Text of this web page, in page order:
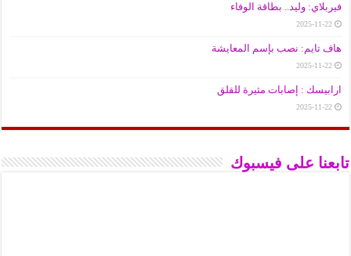
فيربلاي: وليد.. بطاقة الوفاء
2025-11-22
هاف تايم: نصب بإسم المعايشة
2025-11-22
ارابيسك : إصابات مثيرة للقلق
2025-11-22
تابعنا على فيسبوك